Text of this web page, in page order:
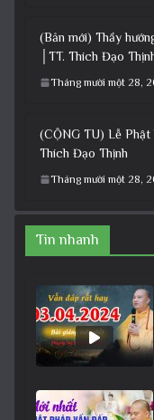
(Bản mới) Thầy
│TT. Thích Đạo
Tháng mười một 28,
(CỘNG TU) Lễ
Thích Đạo Thịnh
Tháng mười một 28,
Tin nhanh